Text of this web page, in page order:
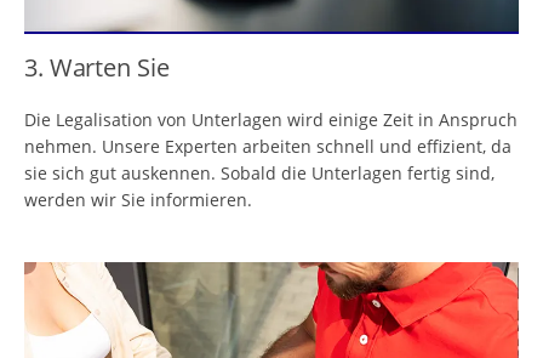
3. Warten Sie
Die Legalisation von Unterlagen wird einige Zeit in Anspruch
nehmen. Unsere Experten arbeiten schnell und effizient, da
sie sich gut auskennen. Sobald die Unterlagen fertig sind,
werden wir Sie informieren.